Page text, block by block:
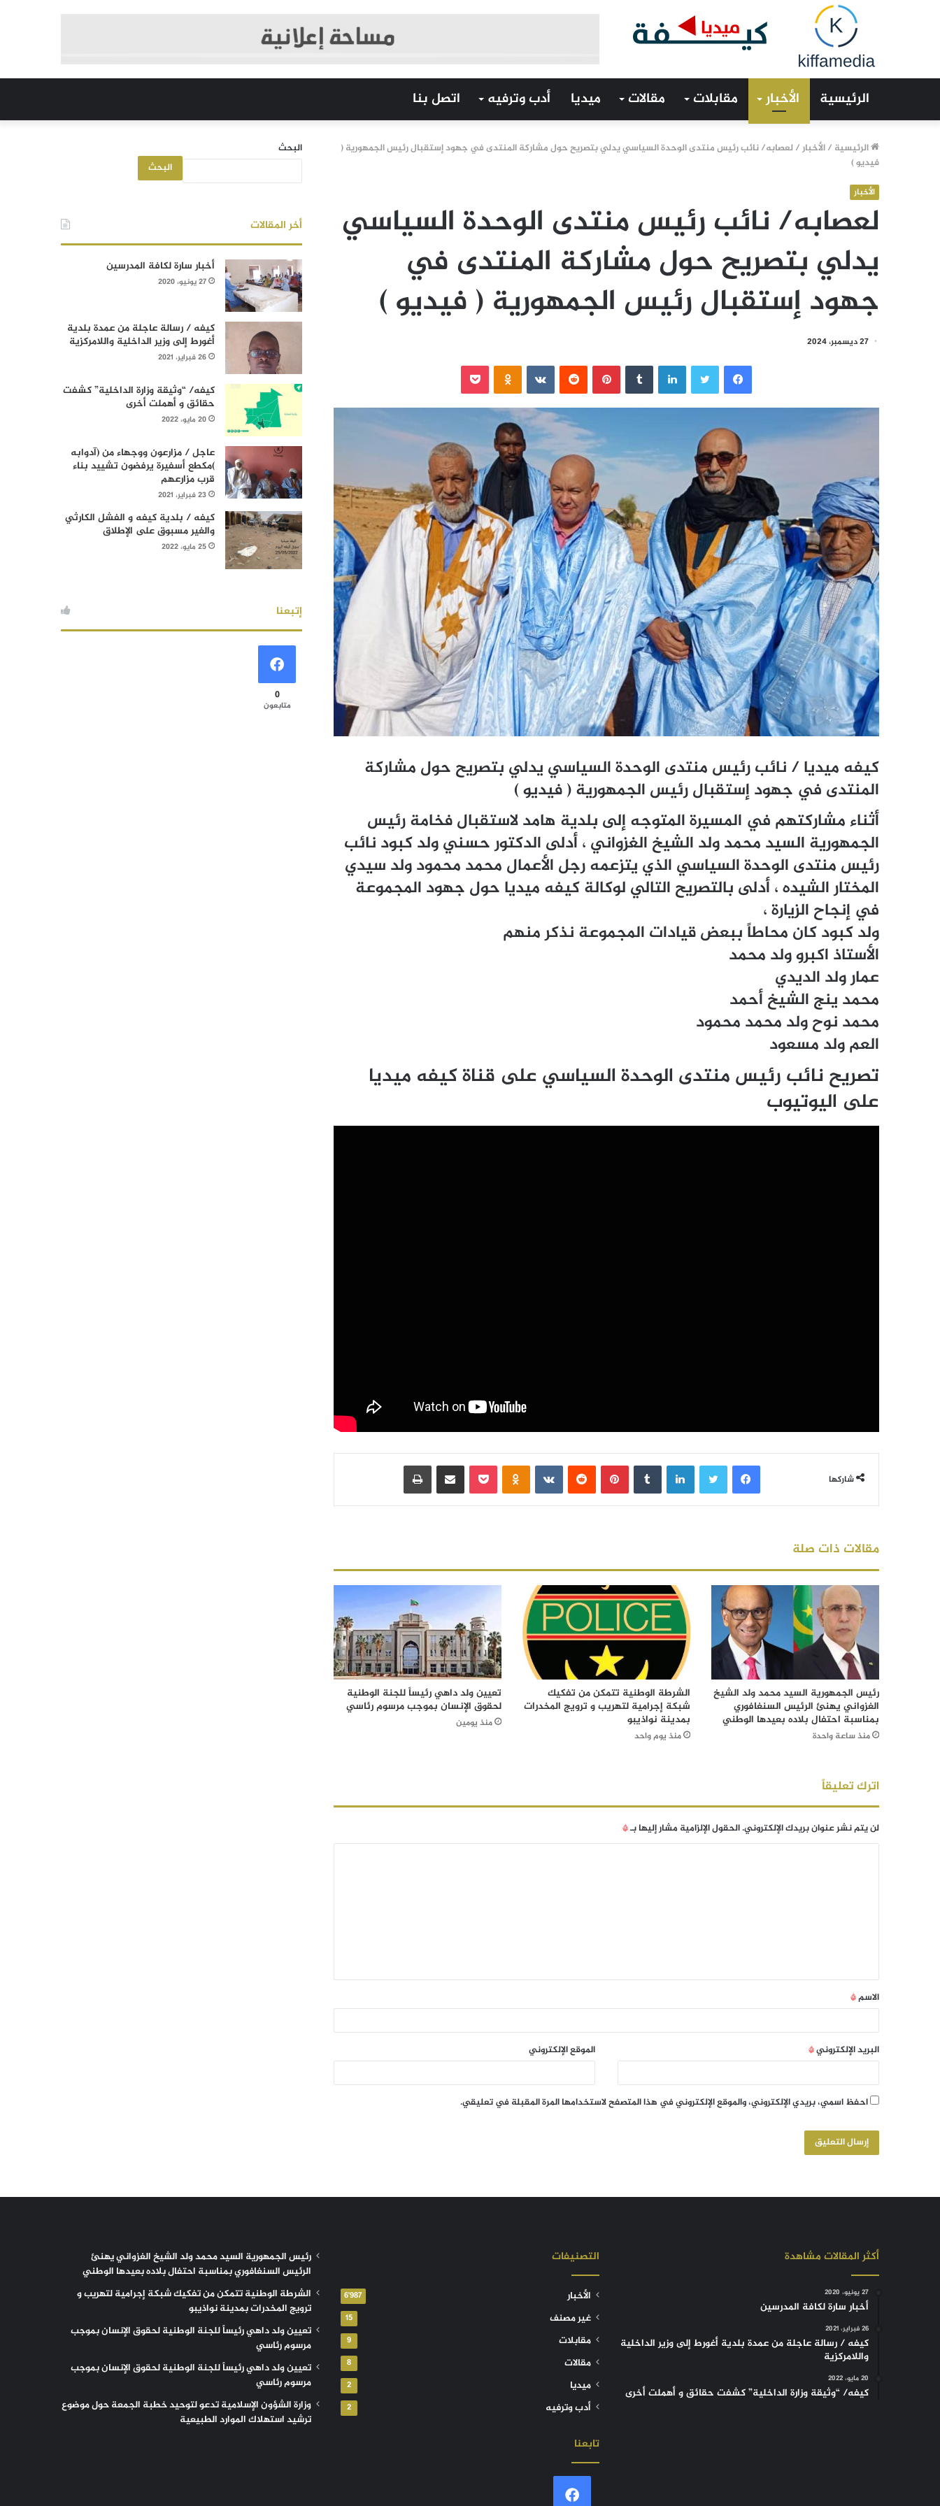
الرئيسية الأخبار مقابلات مقالات ميديا أدب وترفيه اتصل بنا
الرئيسية /الأخبار/ لعصابه/ نائب رئيس منتدى الوحدة السياسي يدلي بتصريح حول مشاركة المنتدى في جهود إستقبال رئيس الجمهورية (
فيديو )
الأخبار
لعصابه/ نائب رئيس منتدى الوحدة السياسي
يدلي بتصريح حول مشاركة المنتدى في
جهود إستقبال رئيس الجمهورية ( فيديو )
27 ديسمبر، 2024
فيسبوك لينكدإن بينتيريست
كيفه ميديا / نائب رئيس منتدى الوحدة السياسي يدلي بتصريح حول مشاركة
المنتدى في جهود إستقبال رئيس الجمهورية ( فيديو )
أثناء مشاركتهم في المسيرة المتوجه إلى بلدية هامد لاستقبال فخامة رئيس
الجمهورية السيد محمد ولد الشيخ الغزواني ، أدلى الدكتور حسني ولد كبود نائب
رئيس منتدى الوحدة السياسي الذي يتزعمه رجل الأعمال محمد محمود ولد سيدي
المختار الشيده ، أدلى بالتصريح التالي لوكالة كيفه ميديا حول جهود المجموعة
في إنجاح الزيارة ،
ولد كبود كان محاطاً ببعض قيادات المجموعة نذكر منهم
الأستاذ اكبرو ولد محمد
عمار ولد الديدي
محمد ينج الشيخ أحمد
محمد نوح ولد محمد محمود
العم ولد مسعود
تصريح نائب رئيس منتدى الوحدة السياسي على قناة كيفه ميديا
على اليوتيوب
شاركها
فيسبوك لينكدإن بينتيريست بوكيت مشاركة عبر البريد
مقالات ذات صلة
رئيس الجمهورية السيد محمد ولد الشيخ
الغزواني يهنئ الرئيس السنغافوري
بمناسبة احتفال بلاده بعيدها الوطني
منذ ساعة واحدة
الشرطة الوطنية تتمكن من تفكيك
شبكة إجرامية لتهريب و ترويج المخدرات
بمدينة نواذيبو
منذ يوم واحد
تعيين ولد داهي رئيساً للجنة الوطنية
لحقوق الإنسان بموجب مرسوم رئاسي
منذ يومين
اترك تعليقاً
لن يتم نشر عنوان بريدك الإلكتروني.الحقول الإلزامية مشار إليها بـ*
الاسم*
البريد الإلكتروني* الموقع الإلكتروني
احفظ اسمي، بريدي الإلكتروني، والموقع الإلكتروني في هذا المتصفح لاستخدامها المرة المقبلة في تعليقي.
البحث
البحث
أخر المقالات
أخبار سارة لكافة المدرسين
27 يونيو، 2020
كيفه / رسالة عاجلة من عمدة بلدية
أغورط إلى وزير الداخلية واللامركزية
26 فبراير، 2021
كيفه/ “وثيقة وزارة الداخلية” كشفت
حقائق و أهملت أخرى
20 مايو، 2022
عاجل / مزارعون ووجهاء من (آدوابه
)مكطع أسفيرة يرفضون تشييد بناء
قرب مزارعهم
23 فبراير، 2021
كيفه / بلدية كيفه و الفشل الكارثي
والغير مسبوق على الإطلاق
25 مايو، 2022
إتبعنا
0
متابعون
أكثر المقالات مشاهدة
27 يونيو، 2020
أخبار سارة لكافة المدرسين
26 فبراير، 2021
كيفه / رسالة عاجلة من عمدة بلدية أغورط إلى وزير الداخلية
واللامركزية
20 مايو، 2022
كيفه/ “وثيقة وزارة الداخلية” كشفت حقائق و أهملت أخرى
التصنيفات
الأخبار 6٬987
غير مصنف 15
مقابلات 9
مقالات 8
ميديا 2
أدب وترفيه 2
تابعنا
رئيس الجمهورية السيد محمد ولد الشيخ الغزواني يهنئ
الرئيس السنغافوري بمناسبة احتفال بلاده بعيدها الوطني
الشرطة الوطنية تتمكن من تفكيك شبكة إجرامية لتهريب و
ترويج المخدرات بمدينة نواذيبو
تعيين ولد داهي رئيساً للجنة الوطنية لحقوق الإنسان بموجب
مرسوم رئاسي
تعيين ولد داهي رئيساً للجنة الوطنية لحقوق الإنسان بموجب
مرسوم رئاسي
وزارة الشؤون الإسلامية تدعو لتوحيد خطبة الجمعة حول موضوع
ترشيد استهلاك الموارد الطبيعية